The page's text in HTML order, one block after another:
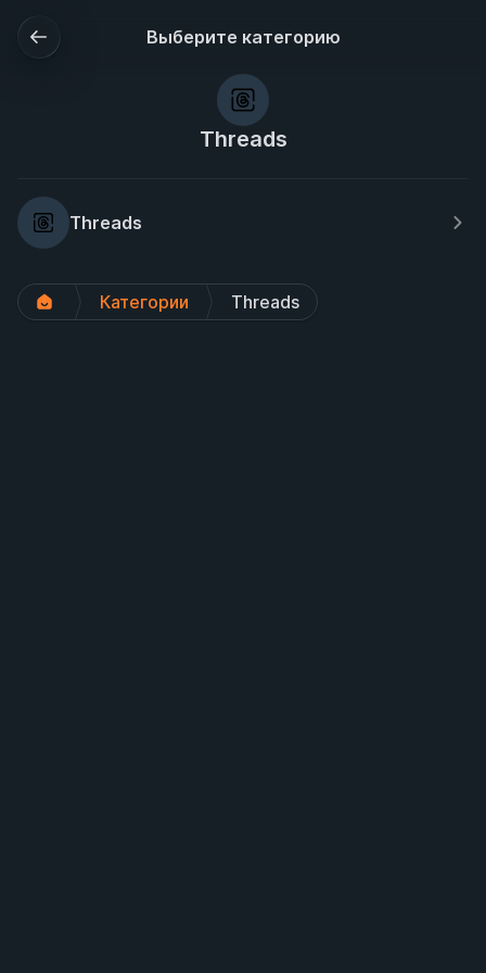
Выберите категорию
Threads
Threads
Категории Threads